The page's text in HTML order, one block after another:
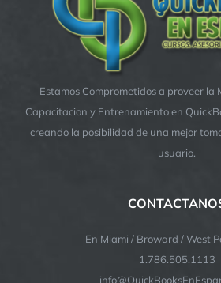
Estamos Comprometidos a proveer la
Capacitacion y Entrenamiento en
creando la posibilidad de una mejor
usuario.
En Miami / Broward / West
1.786.505.1113